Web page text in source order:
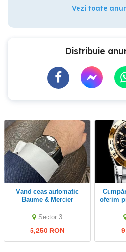
Vezi toate
Distribuie
Vand ceas automatic
Baume & Mercier
Sector 3
5,250 RON
Cumpăr Ceasuri de lux,
oferim